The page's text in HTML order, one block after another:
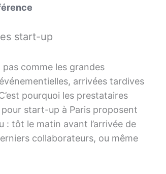
start-up
comme les grandes
arrivées tardives
pourquoi les prestataires
start-up à Paris proposent
: tôt le matin avant l’arrivée de
collaborateurs, ou même